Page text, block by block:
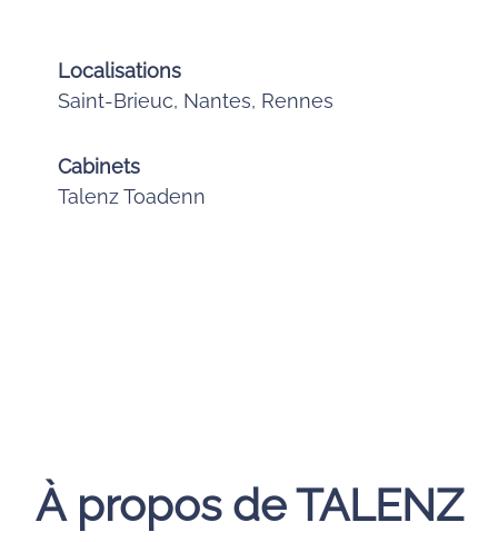
Localisations
Saint-Brieuc, Nantes, Rennes
Cabinets
Talenz Toadenn
À propos de TALENZ